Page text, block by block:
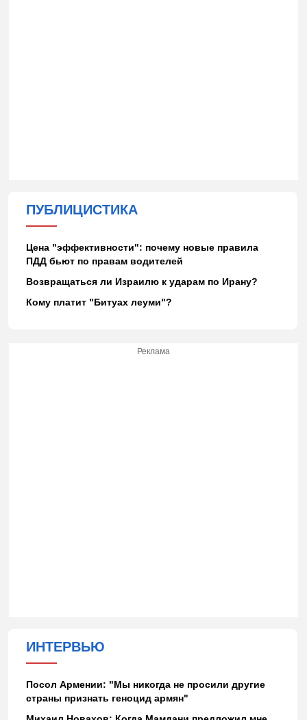
ПУБЛИЦИСТИКА
Цена "эффективности": почему новые правила
ПДД бьют по правам водителей
Возвращаться ли Израилю к ударам по Ирану?
Кому платит "Битуах леуми"?
Реклама
ИНТЕРВЬЮ
Посол Армении: "Мы никогда не просили другие
страны признать геноцид армян"